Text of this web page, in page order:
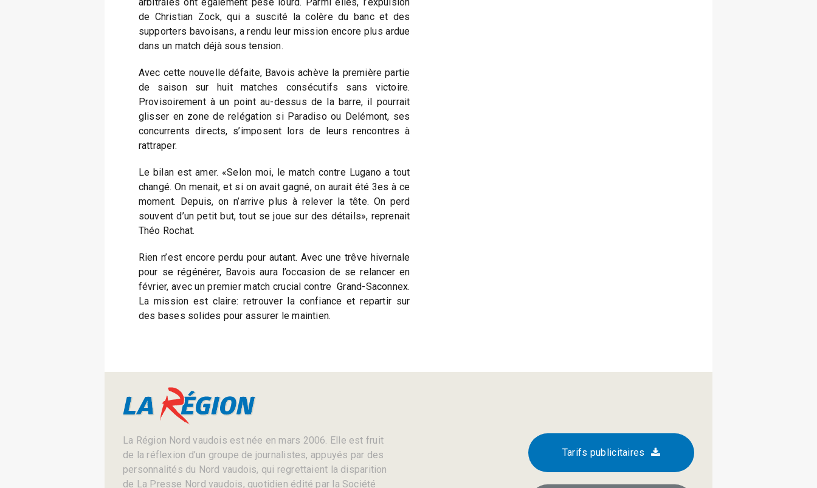
de Christian Zock, qui a suscité la colère du banc et des
supporters bavoisans, a rendu leur mission encore plus ardue
dans un match déjà sous tension.
Avec cette nouvelle défaite, Bavois achève la première partie
de saison sur huit matches consécutifs sans victoire.
Provisoirement à un point au-dessus de la barre, il pourrait
glisser en zone de relégation si Paradiso ou Delémont, ses
concurrents directs, s’imposent lors de leurs rencontres à
rattraper.
Le bilan est amer. «Selon moi, le match contre Lugano a tout
changé. On menait, et si on avait gagné, on aurait été 3es à ce
moment. Depuis, on n’arrive plus à relever la tête. On perd
souvent d’un petit but, tout se joue sur des détails», reprenait
Théo Rochat.
Rien n’est encore perdu pour autant. Avec une trêve hivernale
pour se régénérer, Bavois aura l’occasion de se relancer en
février, avec un premier match crucial contre Grand-Saconnex.
La mission est claire: retrouver la confiance et repartir sur
des bases solides pour assurer le maintien.
La Région Nord vaudois est née en mars 2006. Elle est fruit
de la réflexion d’un groupe de journalistes, appuyés par des
personnalités du Nord vaudois, qui regrettaient la disparition
de La Presse Nord vaudois, quotidien édité par la Société
Tarifs publicitaires